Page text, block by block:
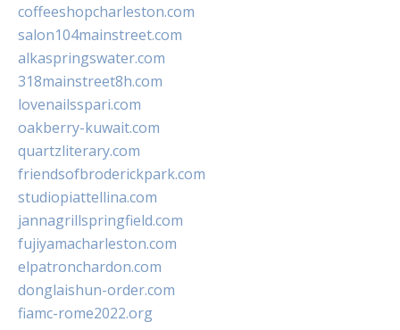
coffeeshopcharleston.com
salon104mainstreet.com
alkaspringswater.com
318mainstreet8h.com
lovenailsspari.com
oakberry-kuwait.com
quartzliterary.com
friendsofbroderickpark.com
studiopiattellina.com
jannagrillspringfield.com
fujiyamacharleston.com
elpatronchardon.com
donglaishun-order.com
fiamc-rome2022.org